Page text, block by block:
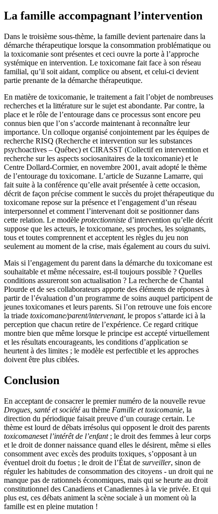
La famille accompagnant l’intervention
Dans le troisième sous-thème, la famille devient partenaire dans la
démarche thérapeutique lorsque la consommation problématique ou
la toxicomanie sont présentes et ceci ouvre la porte à l’approche
systémique en intervention. Le toxicomane fait face à son réseau
familial, qu’il soit aidant, complice ou absent, et celui-ci devient
partie prenante de la démarche thérapeutique.
En matière de toxicomanie, le traitement a fait l’objet de nombreuses
recherches et la littérature sur le sujet est abondante. Par contre, la
place et le rôle de l’entourage dans ce processus sont encore peu
connus bien que l’on s’accorde maintenant à reconnaître leur
importance. Un colloque organisé conjointement par les équipes de
recherche RISQ (Recherche et intervention sur les substances
psychoactives – Québec) et CIRASST (Collectif en intervention et
recherche sur les aspects sociosanitaires de la toxicomanie) et le
Centre Dollard-Cormier, en novembre 2001, avait adopté le thème
de l’entourage du toxicomane. L’article de Suzanne Lamarre, qui
fait suite à la conférence qu’elle avait présentée à cette occasion,
décrit de façon précise comment le succès du projet thérapeutique du
toxicomane repose sur la présence et l’engagement d’un réseau
interpersonnel et comment l’intervenant doit se positionner dans
cette relation. Le modèle protectionniste d’intervention qu’elle décrit
suppose que les acteurs, le toxicomane, ses proches, les soignants,
tous et toutes comprennent et acceptent les règles du jeu non
seulement au moment de la crise, mais également au cours du suivi.
Mais si l’engagement du parent dans la démarche du toxicomane est
souhaitable et même nécessaire, est-il toujours possible ? Quelles
conditions assureront son actualisation ? La recherche de Chantal
Plourde et de ses collaborateurs apporte des éléments de réponses à
partir de l’évaluation d’un programme de soins auquel participent de
jeunes toxicomanes et leurs parents. Si l’on retrouve une fois encore
la triade toxicomane/parent/intervenant, le propos s’attarde ici à la
perception que chacun retire de l’expérience. Ce regard critique
montre bien que même lorsque le principe est accepté virtuellement
et les résultats encourageants, les conditions d’application se
heurtent à des limites ; le modèle est perfectible et les approches
doivent être plus ciblées.
Conclusion
En acceptant de consacrer le premier numéro de la nouvelle revue
Drogues, santé et sociétéau thème Famille et toxicomanie, la
direction du périodique faisait preuve d’un courage certain. Le
thème est lourd de débats irrésolus qui opposent le droit des parents
toxicomaneset l’intérêt de l’enfant; le droit des femmes à leur corps
et le droit de donner naissance quand elles le désirent, même si elles
consomment avec excès des produits toxiques, s’opposant à un
éventuel droit du foetus ; le droit de l’État de surveiller, sinon de
réguler les habitudes de consommation des citoyens - un droit qui ne
manque pas de rationnels économiques, mais qui se heurte au droit
constitutionnel des Canadiens et Canadiennes à la vie privée. Et qui
plus est, ces débats animent la scène sociale à un moment où la
famille est en pleine mutation !